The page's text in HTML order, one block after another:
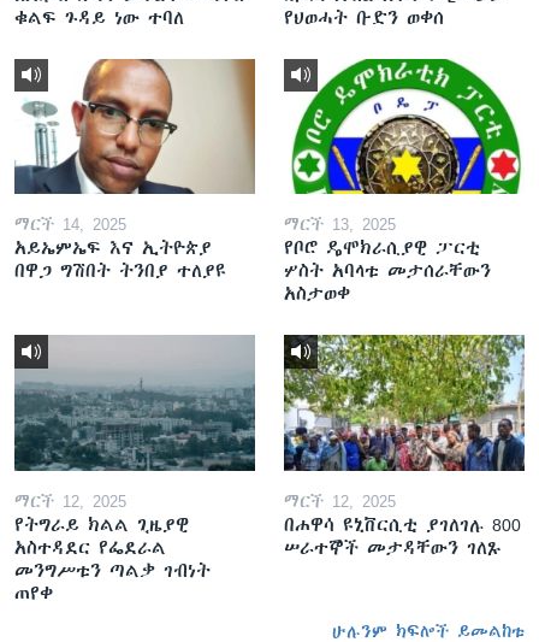
ቁልፍ ጉዳይ ነው ተባለ
የህወሓት ቡድን ወቀሰ
ማርች 14, 2025
አይኤምኤፍ እና ኢትዮጵያ
በዋጋ ግሽበት ትንበያ ተለያዩ
ማርች 13, 2025
የቦሮ ዴሞክራሲያዊ ፓርቲ
ሦስት አባላቱ መታሰራቸውን
አስታወቀ
ማርች 12, 2025
የትግራይ ክልል ጊዜያዊ
አስተዳደር የፌደራል
መንግሥቱን ጣልቃ ገብነት
ጠየቀ
ማርች 12, 2025
በሐዋሳ ዩኒቨርሲቲ ያገለገሉ 800
ሠራተኞች መታዳቸውን ገለጹ
ሁሉንም ክፍሎች ይመልከቱ